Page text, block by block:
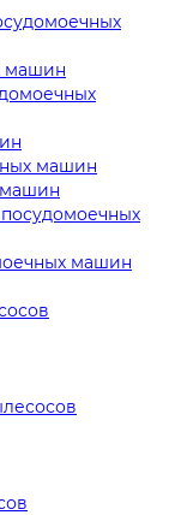
машин
машин
машин